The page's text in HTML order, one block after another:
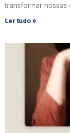
transformar
Ler tudo »